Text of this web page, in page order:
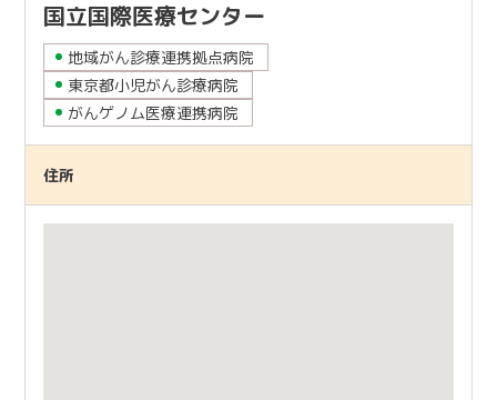
国立国際医療センター
地域がん診療連携拠点病院
東京都小児がん診療病院
がんゲノム医療連携病院
住所